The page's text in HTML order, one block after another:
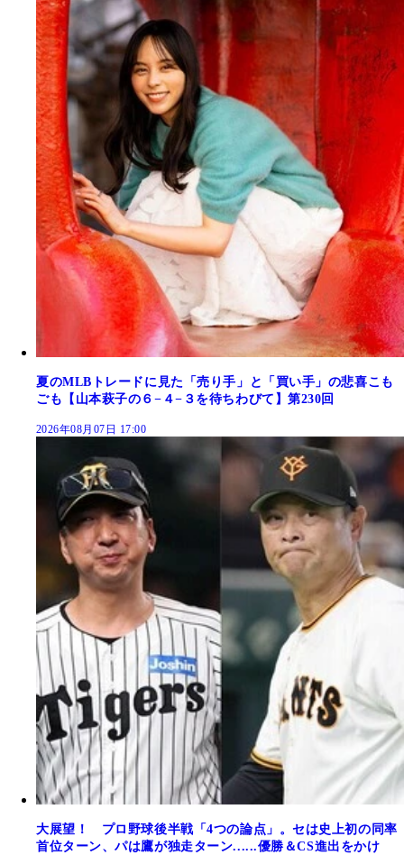
夏のMLBトレードに見た「売り手」と「買い手」の悲喜こも
ごも【山本萩子の６−４−３を待ちわびて】第230回
2026年08月07日 17:00
大展望！ プロ野球後半戦「4つの論点」。セは史上初の同率
首位ターン、パは鷹が独走ターン......優勝＆CS進出をかけ